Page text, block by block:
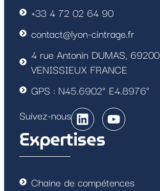
+33 4 72 02 64 90
contact@lyon-cintrage.fr
4 rue Antonin DUMAS, 69200
VENISSIEUX FRANCE
GPS : N45.6902° E4.8976°
Suivez-nous
Expertises
Chaine de compétences